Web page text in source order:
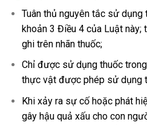
Tuân thủ nguyên tắc sử
khoản 3 Điều 4 của Luật này;
ghi trên nhãn thuốc;
Chỉ được sử dụng thuốc
thực vật được phép sử dụng
Khi xảy ra sự cố hoặc phát
gây hậu quả xấu cho con